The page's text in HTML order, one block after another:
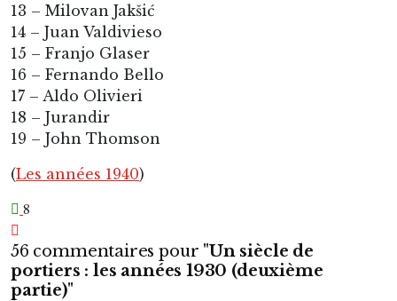
13 – Milovan Jakšić
14 – Juan Valdivieso
15 – Franjo Glaser
16 – Fernando Bello
17 – Aldo Olivieri
18 – Jurandir
19 – John Thomson
(Les années 1940)
8
56 commentaires pour "Un siècle de
portiers : les années 1930 (deuxième
partie)"